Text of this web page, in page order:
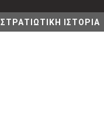
ΣΤΡΑΤΙΩΤΙΚΗ ΙΣΤΟΡΙΑ